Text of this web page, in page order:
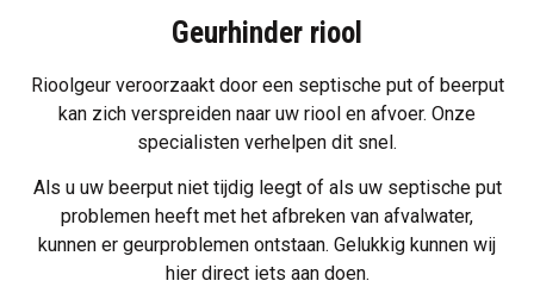
Geurhinder riool
Rioolgeurveroorzaakt door een septische put of beerput
kan zich verspreiden naar uw riool en afvoer. Onze
specialisten verhelpen dit snel.
Als u uw beerput niet tijdig leegt of als uw septische put
problemen heeft met het afbreken van afvalwater,
kunnen er geurproblemen ontstaan. Gelukkig kunnen wij
hier direct iets aan doen.